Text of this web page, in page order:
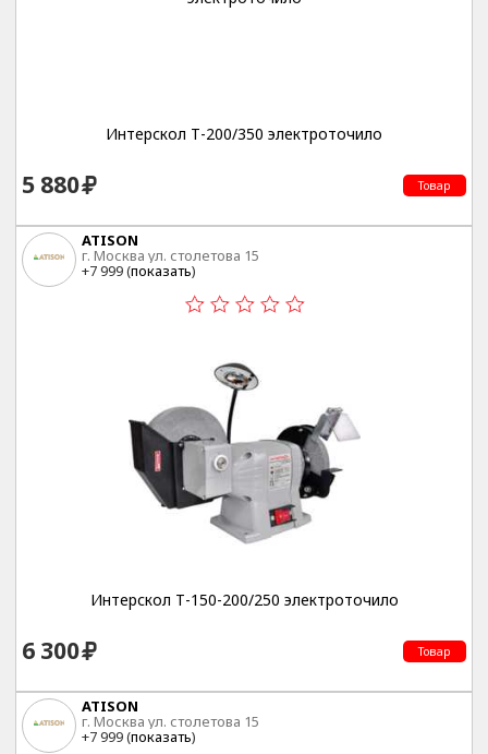
Интерскол Т-200/350 электроточило
5 880 Товар
ATISON
г. Москва ул. столетова 15
+7 999 (показать)
Интерскол Т-150-200/250 электроточило
6 300 Товар
ATISON
г. Москва ул. столетова 15
+7 999 (показать)